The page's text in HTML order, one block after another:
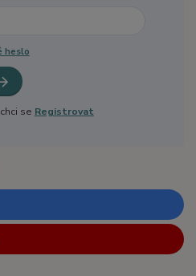
heslo
se Registrovat